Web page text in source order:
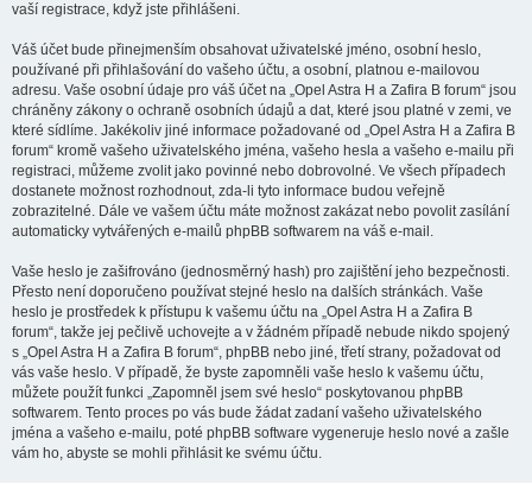
vaší registrace, když jste přihlášeni.
Váš účet bude přinejmenším obsahovat uživatelské jméno, osobní heslo,
používané při přihlašování do vašeho účtu, a osobní, platnou e-mailovou
adresu. Vaše osobní údaje pro váš účet na „Opel Astra H a Zafira B forum“ jsou
chráněny zákony o ochraně osobních údajů a dat, které jsou platné v zemi, ve
které sídlíme. Jakékoliv jiné informace požadované od „Opel Astra H a Zafira B
forum“ kromě vašeho uživatelského jména, vašeho hesla a vašeho e-mailu při
registraci, můžeme zvolit jako povinné nebo dobrovolné. Ve všech případech
dostanete možnost rozhodnout, zda-li tyto informace budou veřejně
zobrazitelné. Dále ve vašem účtu máte možnost zakázat nebo povolit zasílání
automaticky vytvářených e-mailů phpBB softwarem na váš e-mail.
Vaše heslo je zašifrováno (jednosměrný hash) pro zajištění jeho bezpečnosti.
Přesto není doporučeno používat stejné heslo na dalších stránkách. Vaše
heslo je prostředek k přístupu k vašemu účtu na „Opel Astra H a Zafira B
forum“, takže jej pečlivě uchovejte a v žádném případě nebude nikdo spojený
s „Opel Astra H a Zafira B forum“, phpBB nebo jiné, třetí strany, požadovat od
vás vaše heslo. V případě, že byste zapomněli vaše heslo k vašemu účtu,
můžete použít funkci „Zapomněl jsem své heslo“ poskytovanou phpBB
softwarem. Tento proces po vás bude žádat zadaní vašeho uživatelského
jména a vašeho e-mailu, poté phpBB software vygeneruje heslo nové a zašle
vám ho, abyste se mohli přihlásit ke svému účtu.